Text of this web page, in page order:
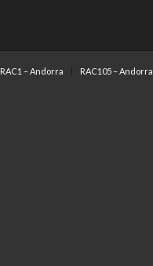
RAC1 – Andorra RAC105 – Andorra